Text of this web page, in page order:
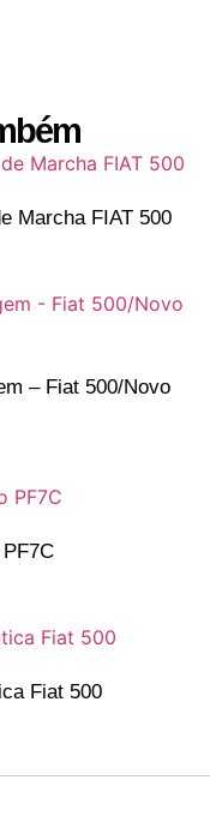
Marcha FIAT 500
– Fiat 500/Novo
Fiat 500